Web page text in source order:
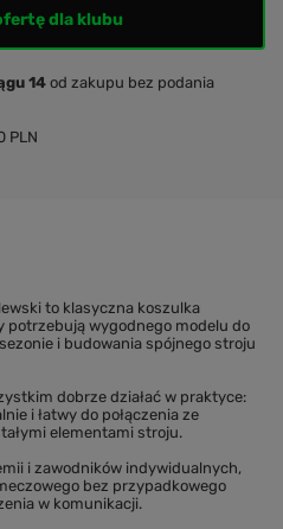
dla klubu
14 od zakupu bez podania
PLN
to klasyczna koszulka
potrzebują wygodnego modelu do
i budowania spójnego stroju
dobrze działać w praktyce:
i łatwy do połączenia ze
elementami stroju.
i zawodników indywidualnych,
bez przypadkowego
w komunikacji.